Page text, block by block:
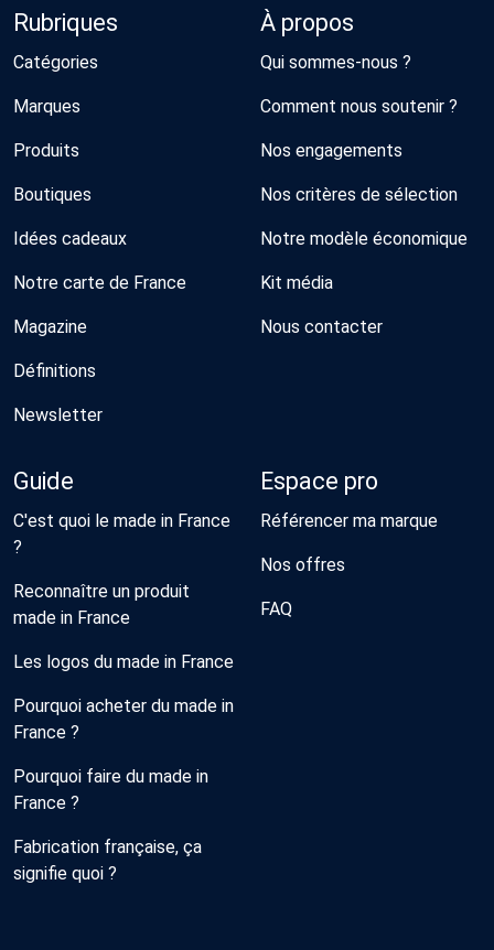
Rubriques
Catégories
Marques
Produits
Boutiques
Idées cadeaux
Notre carte de France
Magazine
Définitions
Newsletter
À propos
Qui sommes-nous ?
Comment nous soutenir ?
Nos engagements
Nos critères de sélection
Notre modèle économique
Kit média
Nous contacter
Guide
C'est quoi le made in France
?
Reconnaître un produit
made in France
Les logos du made in France
Pourquoi acheter du made in
France ?
Pourquoi faire du made in
France ?
Fabrication française, ça
signifie quoi ?
Espace pro
Référencer ma marque
Nos offres
FAQ